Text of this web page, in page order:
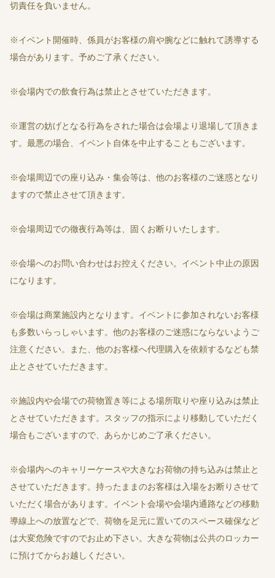
切責任を負いません。
※イベント開催時、係員がお客様の肩や腕などに触れて誘導する
場合があります。予めご了承ください。
※会場内での飲食行為は禁止とさせていただきます。
※運営の妨げとなる行為をされた場合は会場より退場して頂きま
す。最悪の場合、イベント自体を中止することもございます。
※会場周辺での座り込み・集会等は、他のお客様のご迷惑となり
ますので禁止させて頂きます。
※会場周辺での徹夜行為等は、固くお断りいたします。
※会場へのお問い合わせはお控えください。イベント中止の原因
になります。
※会場は商業施設内となります。イベントに参加されないお客様
も多数いらっしゃいます。他のお客様のご迷惑にならないようご
注意ください。また、他のお客様へ代理購入を依頼するなども禁
止とさせていただきます。
※施設内や会場での荷物置き等による場所取りや座り込みは禁止
とさせていただきます。スタッフの指示により移動していただく
場合もございますので、あらかじめご了承ください。
※会場内へのキャリーケースや大きなお荷物の持ち込みは禁止と
させていただきます。持ったままのお客様は入場をお断りさせて
いただく場合があります。イベント会場や会場内通路などの移動
導線上への放置などで、荷物を足元に置いてのスペース確保など
は大変危険ですのでお止め下さい。大きな荷物は公共のロッカー
に預けてからお越しください。